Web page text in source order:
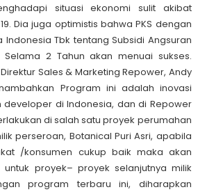
situasi ekonomi sulit akibat
Dia juga optimistis bahwa PKS dengan
Indonesia Tbk tentang Subsidi Angsuran
Selama 2 Tahun akan menuai sukses.
Sales & Marketing Repower, Andy
Program ini adalah inovasi
developer di Indonesia, dan di Repower
di salah satu proyek perumahan
perseroan, Botanical Puri Asri, apabila
/konsumen cukup baik maka akan
proyek– proyek selanjutnya milik
program terbaru ini, diharapkan